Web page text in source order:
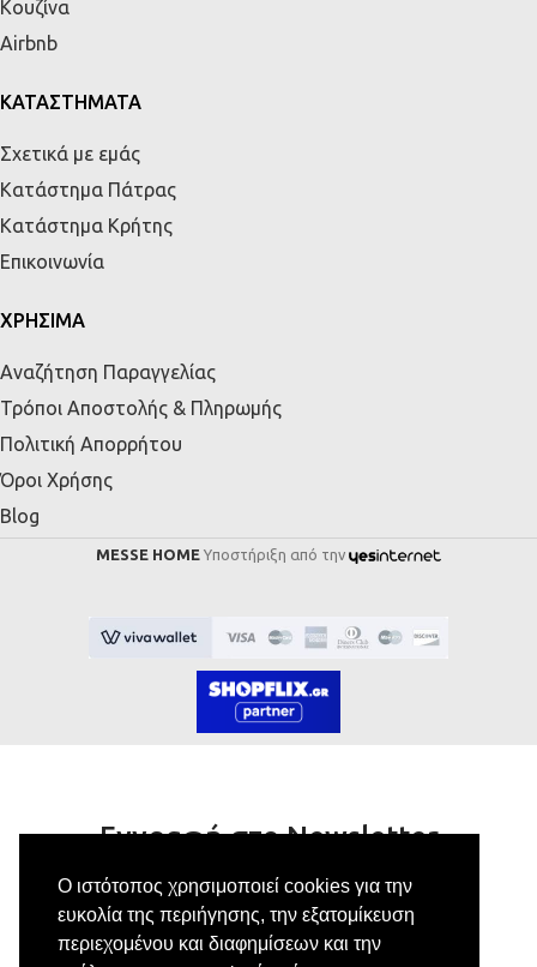
Ο ιστότοπος χρησιμοποιεί cookies για την
ευκολία της περιήγησης, την εξατομίκευση
περιεχομένου και διαφημίσεων και την
Κουζίνα
Airbnb
ΚΑΤΑΣΤΗΜΑΤΑ
Σχετικά με εμάς
Κατάστημα Πάτρας
Κατάστημα Κρήτης
Επικοινωνία
ΧΡΗΣΙΜΑ
Αναζήτηση Παραγγελίας
Τρόποι Αποστολής & Πληρωμής
Πολιτική Απορρήτου
Όροι Χρήσης
Blog
MESSE HOME Υποστήριξη από την
Εγγραφή στο Newsletter
Κάνε εγγραφή στο newsletter μας για να
λαμβάνεις αποκλειστικές προσφορές.